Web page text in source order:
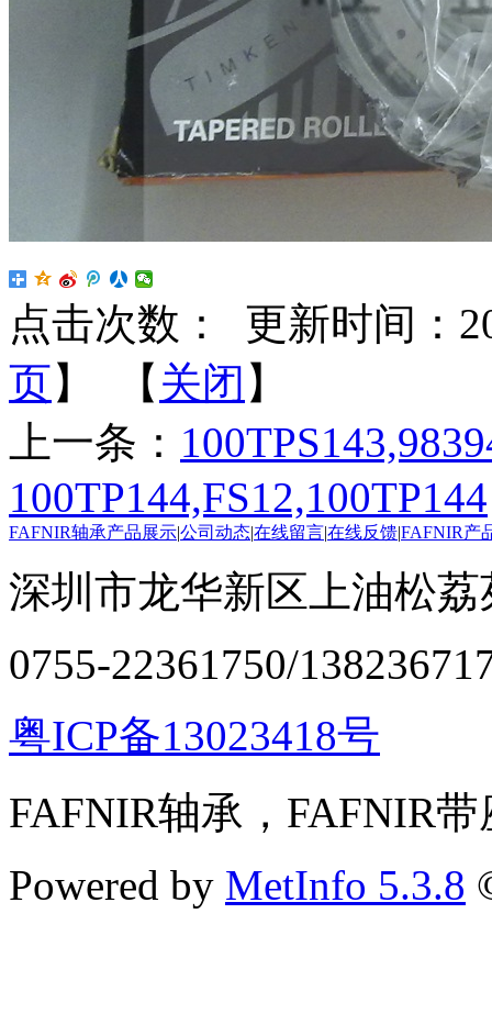
点击次数：
更新时间：
页】 【 关闭 】
上一条：
100TP144,FS12,100TP144
FAFNIR轴承产品展示|公司动态|在线留言|在线反馈|FAFNIR产
深圳市龙华新区上油松
0755-22361750/
粤ICP备13023418号
FAFNIR轴承，FAFNIR
Powered by MetInfo 5.3.8